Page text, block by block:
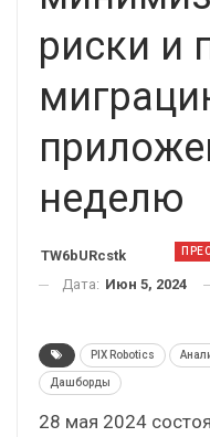
риски и
неделю
TW6bURcstk
Дата: Июн 5, 2024
PIX Robotics
Дашборды
28 мая 2024